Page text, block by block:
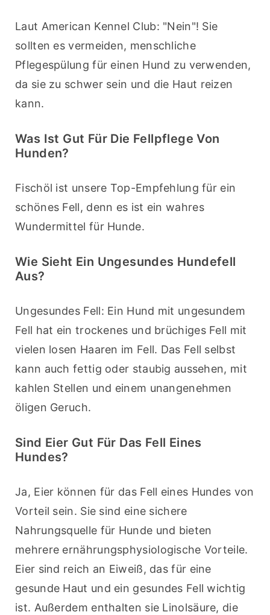
Laut American Kennel Club: "Nein"! Sie
sollten es vermeiden, menschliche
Pflegespülung für einen Hund zu verwenden,
da sie zu schwer sein und die Haut reizen
kann.
Was Ist Gut Für Die Fellpflege Von
Hunden?
Fischöl ist unsere Top-Empfehlung für ein
schönes Fell, denn es ist ein wahres
Wundermittel für Hunde.
Wie Sieht Ein Ungesundes Hundefell
Aus?
Ungesundes Fell: Ein Hund mit ungesundem
Fell hat ein trockenes und brüchiges Fell mit
vielen losen Haaren im Fell. Das Fell selbst
kann auch fettig oder staubig aussehen, mit
kahlen Stellen und einem unangenehmen
öligen Geruch.
Sind Eier Gut Für Das Fell Eines
Hundes?
Ja, Eier können für das Fell eines Hundes von
Vorteil sein. Sie sind eine sichere
Nahrungsquelle für Hunde und bieten
mehrere ernährungsphysiologische Vorteile.
Eier sind reich an Eiweiß, das für eine
gesunde Haut und ein gesundes Fell wichtig
ist. Außerdem enthalten sie Linolsäure, die